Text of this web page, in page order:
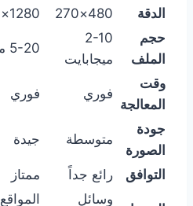
الدقة 480×270
1280×720
حجم
الملف
2-10
ميجابايت
5-20 ميجابايت
وقت
المعالجة
فوري فوري
جودة
الصورة
متوسطة جيدة
التوافق رائع جداً ممتاز
وسائل
المواقع